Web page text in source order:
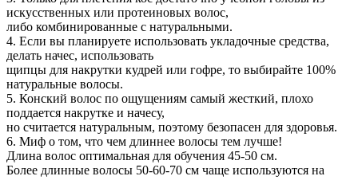
искусственных или протеиновых волос,
либо комбинированные с натуральными.
4. Если вы планируете использовать укладочные средства,
делать начес, использовать
щипцы для накрутки кудрей или гофре, то выбирайте 100%
натуральные волосы.
5. Конский волос по ощущениям самый жесткий, плохо
поддается накрутке и начесу,
но считается натуральным, поэтому безопасен для здоровья.
6. Миф о том, что чем длиннее волосы тем лучше!
Длина волос оптимальная для обучения 45-50 см.
Более длинные волосы 50-60-70 см чаще используются на